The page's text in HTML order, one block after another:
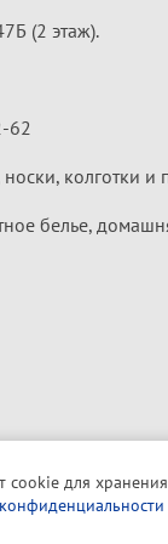
(2 этаж).
62
носки, колготки и
белье,
cookie для